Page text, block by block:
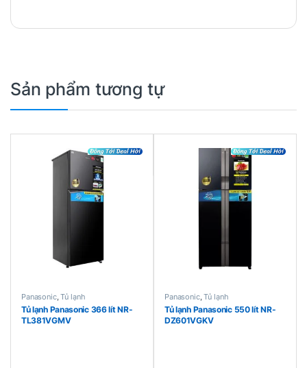
Sản phẩm tương tự
Panasonic,Tủ lạnh
Tủ lạnh Panasonic 366 lít NR-
TL381VGMV
Panasonic,Tủ lạnh
Tủ lạnh Panasonic 550 lít NR-
DZ601VGKV